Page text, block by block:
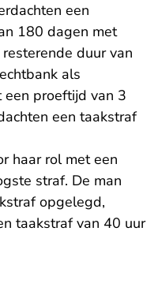
een
180 dagen met
resterende duur van
als
proeftijd van 3
een taakstraf
haar rol met een
straf. De man
opgelegd,
taakstraf van 40 uur